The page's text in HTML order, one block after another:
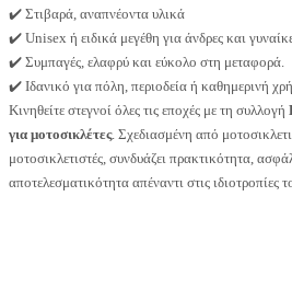
✔️ Στιβαρά, αναπνέοντα υλικά
✔️ Unisex ή ειδικά μεγέθη για άνδρες και
✔️ Συμπαγές, ελαφρύ και εύκολο στη μεταφορά.
✔️ Ιδανικό για πόλη, περιοδεία ή καθημερινή
Κινηθείτε στεγνοί όλες τις εποχές με τη συλλογή
για μοτοσικλέτες. Σχεδιασμένη από
μοτοσικλετιστές, συνδυάζει πρακτικότητα,
αποτελεσματικότητα απέναντι στις ιδιοτροπίες